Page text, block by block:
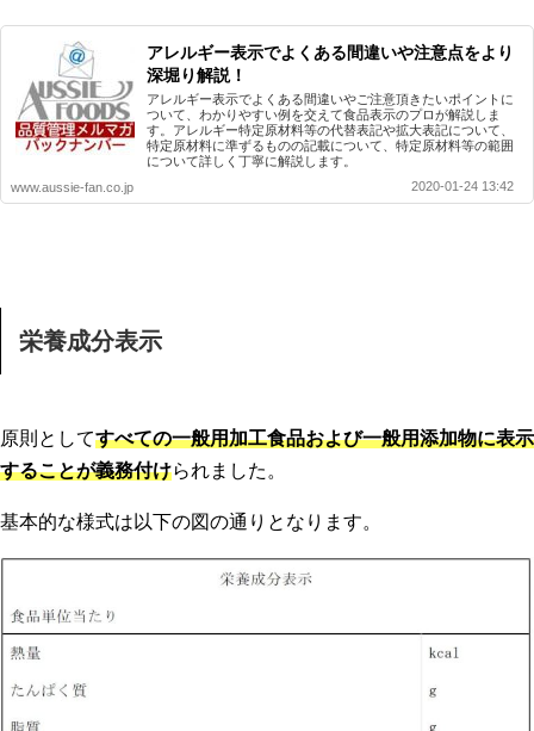
アレルギー表示でよくある間違いや注意点をより
深堀り解説！
アレルギー表示でよくある間違いやご注意頂きたいポイントに
ついて、わかりやすい例を交えて食品表示のプロが解説しま
す。アレルギー特定原材料等の代替表記や拡大表記について、
特定原材料に準ずるものの記載について、特定原材料等の範囲
について詳しく丁寧に解説します。
www.aussie-fan.co.jp
2020-01-24 13:42
栄養成分表示
原則としてすべての一般用加工食品および一般用添加物に表示
することが義務付けられました。
基本的な様式は以下の図の通りとなります。